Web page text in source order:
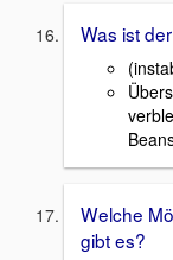
Was ist
Welche
gibt es?